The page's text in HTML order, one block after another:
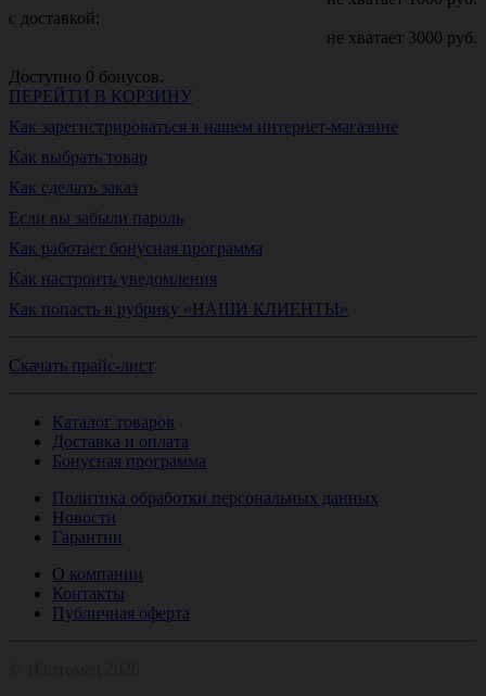
с доставкой:
не хватает 3000 руб.
Доступно 0 бонусов.
ПЕРЕЙТИ В КОРЗИНУ
Как зарегистрироваться в нашем интернет-магазине
Как выбрать товар
Как сделать заказ
Если вы забыли пароль
Как работает бонусная программа
Как настроить уведомления
Как попасть в рубрику «НАШИ КЛИЕНТЫ»
Скачать прайс-лист
Каталог товаров
Доставка и оплата
Бонусная программа
Политика обработки персональных данных
Новости
Гарантии
О компании
Контакты
Публичная оферта